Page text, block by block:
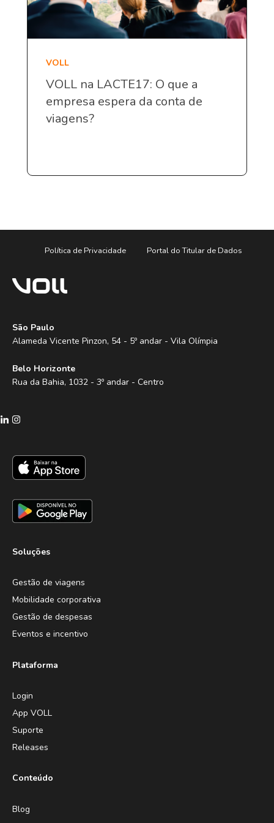
VOLL
VOLL na LACTE17: O que a
empresa espera da conta de
viagens?
Política de Privacidade Portal do Titular de Dados
São Paulo
Alameda Vicente Pinzon, 54 - 5º andar - Vila Olímpia
Belo Horizonte
Rua da Bahia, 1032 - 3º andar - Centro
Soluções
Gestão de viagens
Mobilidade corporativa
Gestão de despesas
Eventos e incentivo
Plataforma
Login
App VOLL
Suporte
Releases
Conteúdo
Blog